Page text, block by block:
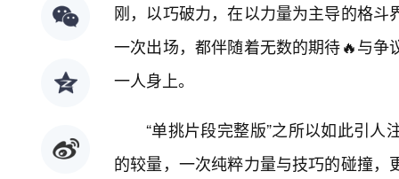
刚，以巧破力，在以力量为主导的格
一次出场，都伴随着无数的期待🔥与
一人身上。
“单挑片段完整版”之所以如此引
的较量，一次纯粹力量与技巧的碰撞